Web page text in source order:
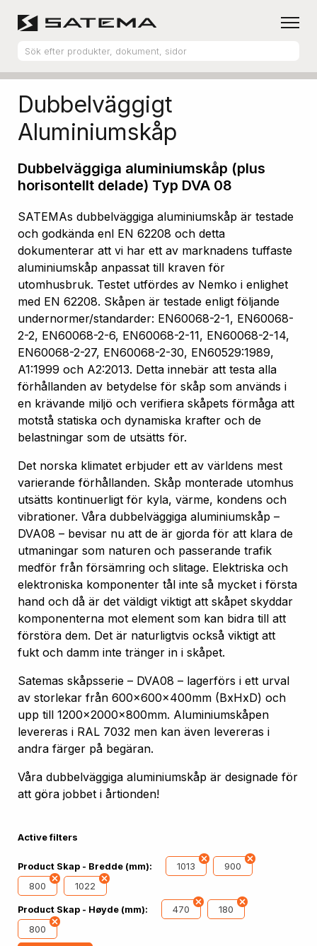
Produktsortiment Aluminiumskåp
Dubbelväggigt
Aluminiumskåp
Dubbelväggiga aluminiumskåp (plus
horisontellt delade) Typ DVA 08
SATEMAs dubbelväggiga aluminiumskåp är testade
och godkända enl EN 62208 och detta
dokumenterar att vi har ett av marknadens tuffaste
aluminiumskåp anpassat till kraven för
utomhusbruk. Testet utfördes av Nemko i enlighet
med EN 62208. Skåpen är testade enligt följande
undernormer/standarder: EN60068-2-1, EN60068-
2-2, EN60068-2-6, EN60068-2-11, EN60068-2-14,
EN60068-2-27, EN60068-2-30, EN60529:1989,
A1:1999 och A2:2013. Detta innebär att testa alla
förhållanden av betydelse för skåp som används i
en krävande miljö och verifiera skåpets förmåga att
motstå statiska och dynamiska krafter och de
belastningar som de utsätts för.
Det norska klimatet erbjuder ett av världens mest
varierande förhållanden. Skåp monterade utomhus
utsätts kontinuerligt för kyla, värme, kondens och
vibrationer. Våra dubbelväggiga aluminiumskåp –
DVA08 – bevisar nu att de är gjorda för att klara de
utmaningar som naturen och passerande trafik
medför från försämring och slitage. Elektriska och
elektroniska komponenter tål inte så mycket i första
hand och då är det väldigt viktigt att skåpet skyddar
komponenterna mot element som kan bidra till att
förstöra dem. Det är naturligtvis också viktigt att
fukt och damm inte tränger in i skåpet.
Satemas skåpsserie – DVA08 – lagerförs i ett urval
av storlekar från 600x600x400mm (BxHxD) och
upp till 1200x2000x800mm. Aluminiumskåpen
levereras i RAL 7032 men kan även levereras i
andra färger på begäran.
Våra dubbelväggiga aluminiumskåp är designade för
att göra jobbet i årtionden!
Active filters
Product Skap - Bredde (mm): 1013
900
800
1022
Product Skap - Høyde (mm): 470
180
800